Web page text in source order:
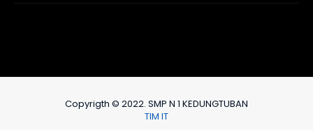
Copyrigth © 2022. SMP N 1 KEDUNGTUBAN
TIM IT